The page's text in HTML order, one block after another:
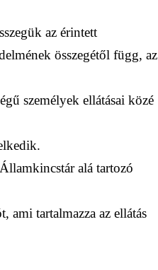
az érintett
összegétől függ, az
személyek ellátásai közé
alá tartozó
ami tartalmazza az ellátás